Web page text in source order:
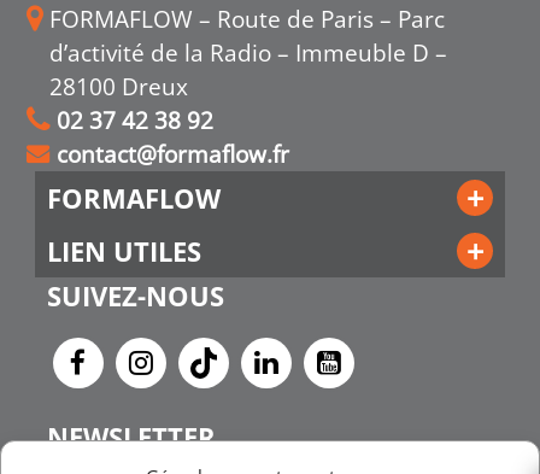
FORMAFLOW – Route de Paris – Parc
d’activité de la Radio – Immeuble D –
28100 Dreux
02 37 42 38 92
contact@formaflow.fr
FORMAFLOW
LIEN UTILES
SUIVEZ-NOUS
NEWSLETTER